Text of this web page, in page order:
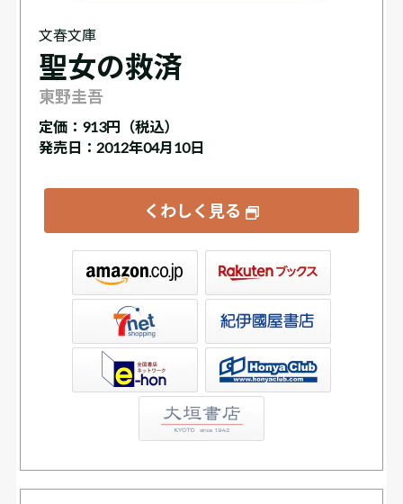
文春文庫
聖女の救済
東野圭吾
定価： 913円（税込）
発売日：2012年04月10日
くわしく見る
書店ウェブストア